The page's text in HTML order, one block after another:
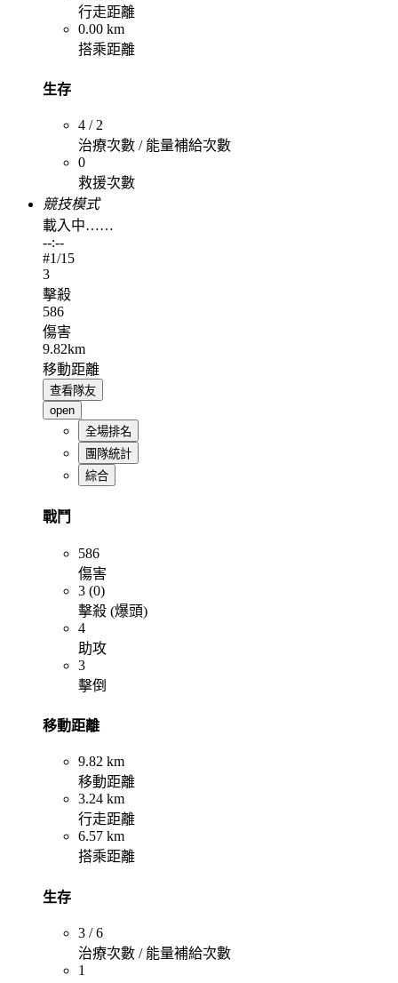
行走距離
0.00 km
搭乘距離
生存
4 / 2
治療次數 / 能量補給次數
0
救援次數
競技模式
載入中……
--:--
#1/15
3
擊殺
586
傷害
9.82km
移動距離
查看隊友
open
全場排名
團隊統計
綜合
戰鬥
586
傷害
3 (0)
擊殺 (爆頭)
4
助攻
3
擊倒
移動距離
9.82 km
移動距離
3.24 km
行走距離
6.57 km
搭乘距離
生存
3 / 6
治療次數 / 能量補給次數
1